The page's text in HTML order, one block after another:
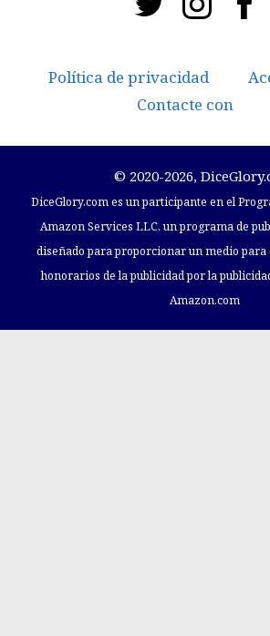
Política de privacidad
Contacte con
© 2020-2026,
DiceGlory.com es un participante en el
Amazon Services LLC, un programa de
diseñado para proporcionar un medio para
honorarios de la publicidad por la
Amazon.com